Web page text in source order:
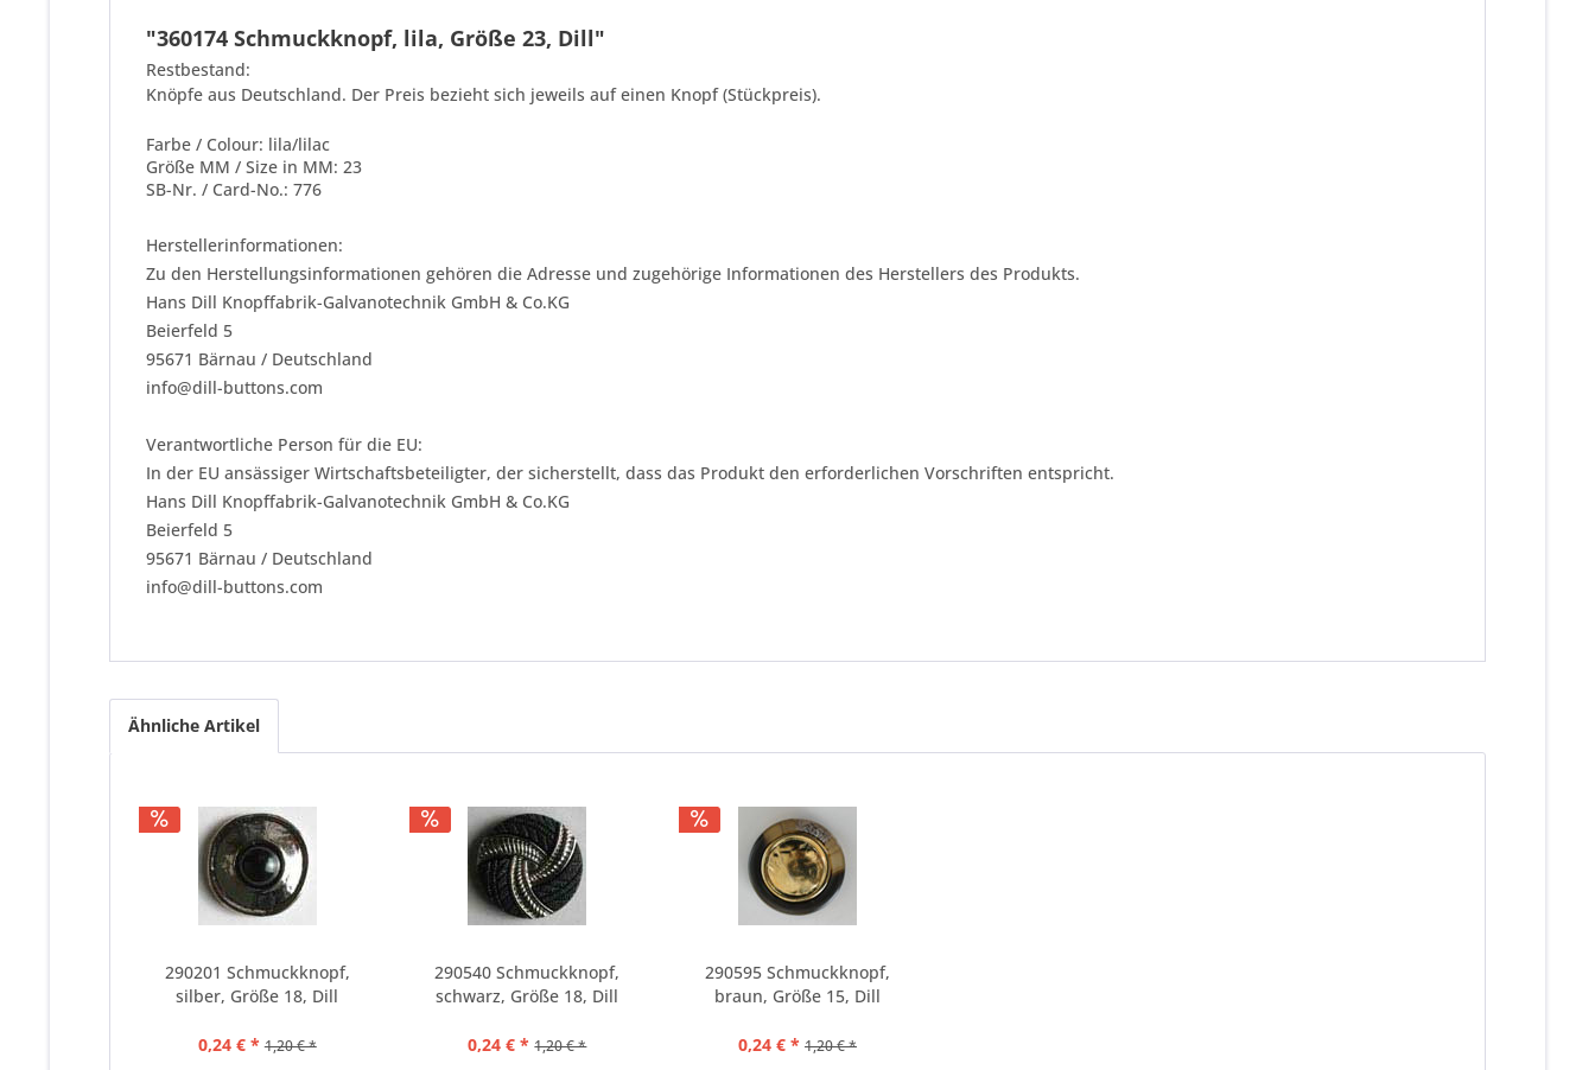
"360174 Schmuckknopf, lila, Größe 23, Dill"
Restbestand:
Knöpfe aus Deutschland. Der Preis bezieht sich jeweils auf einen Knopf (Stückpreis).
Farbe / Colour: lila/lilac
Größe MM / Size in MM: 23
SB-Nr. / Card-No.: 776
Herstellerinformationen:
Zu den Herstellungsinformationen gehören die Adresse und zugehörige Informationen des Herstellers des Produkts.
Hans Dill Knopffabrik-Galvanotechnik GmbH & Co.KG
Beierfeld 5
95671 Bärnau / Deutschland
info@dill-buttons.com
Verantwortliche Person für die EU:
In der EU ansässiger Wirtschaftsbeteiligter, der sicherstellt, dass das Produkt den erforderlichen Vorschriften entspricht.
Hans Dill Knopffabrik-Galvanotechnik GmbH & Co.KG
Beierfeld 5
95671 Bärnau / Deutschland
info@dill-buttons.com
Ähnliche Artikel
290201 Schmuckknopf,
silber, Größe 18, Dill
0,24 € * 1,20 € *
290540 Schmuckknopf,
schwarz, Größe 18, Dill
0,24 € * 1,20 € *
290595 Schmuckknopf,
braun, Größe 15, Dill
0,24 € * 1,20 € *